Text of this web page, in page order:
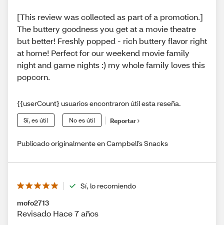
[This review was collected as part of a promotion.]
The buttery goodness you get at a movie theatre
but better! Freshly popped - rich buttery flavor right
at home! Perfect for our weekend movie family
night and game nights :) my whole family loves this
popcorn.
{{userCount} usuarios encontraron útil esta reseña.
Sí, es útil No es útil Reportar
Publicado originalmente en Campbell’s Snacks
Sí, lo recomiendo
mofo2713
Revisado Hace 7 años